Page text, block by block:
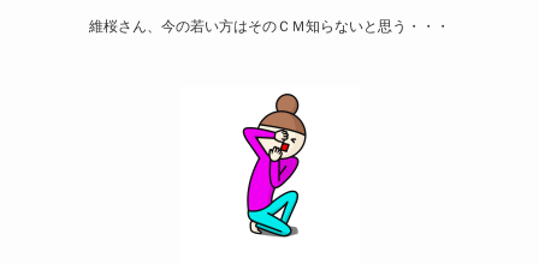
維桜さん、今の若い方はそのＣＭ知らないと思う・・・